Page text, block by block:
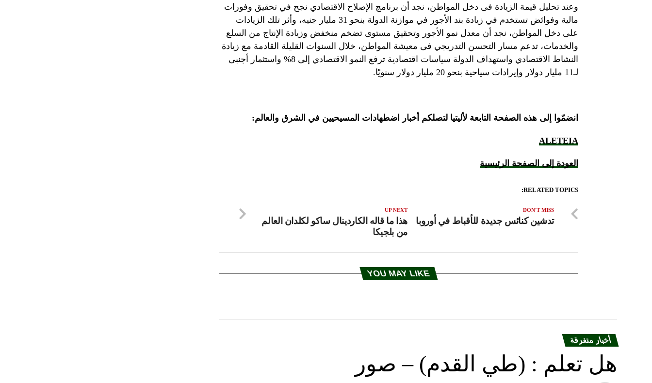
وعند تحليل قيمة الزيادة فى دخل المواطن، نجد أن برنامج الإصلاح الاقتصادي نجح في تحقيق وفورات
مالية وفوائض تستخدم في زيادة بند الأجور في موازنة الدولة بنحو 31 مليار جنيه، وأثر تلك الزيادات
على دخل المواطن، نجد أن معدل نمو الأجور وتحقيق مستوى تضخم منخفض وزيادة الإنتاج من السلع
والخدمات، تدعم مسار التحسن التدريجي فى معيشة المواطن، خلال السنوات القليلة القادمة مع زيادة
النشاط الاقتصادي واستهداف الدولة سياسات اقتصادية ترفع النمو الاقتصادي إلى 8% واستثمار أجنبى
لـ11 مليار دولار وإيرادات سياحية بنحو 20 مليار دولار سنويًا.
انضمّوا إلى هذه الصفحة التابعة لأليتيا لتصلكم أخبار اضطهادات المسيحيين في الشرق والعالم:
ALETEIA
العودة إلى الصفحة الرئيسية
RELATED TOPICS:
UP NEXT
هذا ما قاله الكاردينال ساكو لكلدان العالم
من بلجيكا
DON'T MISS
تدشين كنائس جديدة للأقباط في أوروبا
YOU MAY LIKE
أخبار متفرقة
هل تعلم : (طي القدم) – صور